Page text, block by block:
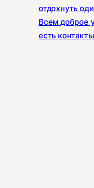
отдохнуть
Всем доброе
есть